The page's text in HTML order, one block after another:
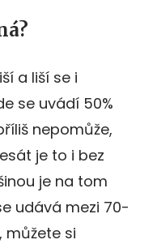
a liší se i
se uvádí 50%
nepomůže,
je to i bez
je na tom
udává mezi 70-
můžete si